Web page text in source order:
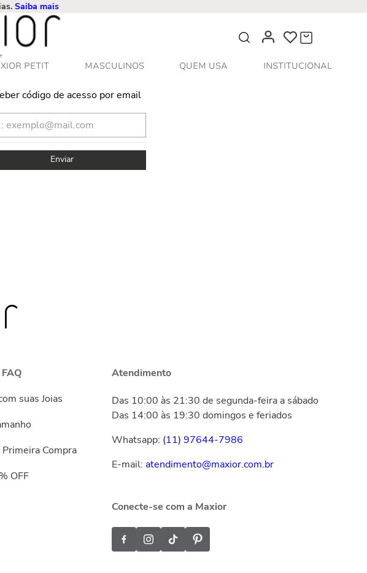
Saiba mais
O que você procura?
PETIT MASCULINOS QUEM USA INSTITUCIONAL
código de acesso por email
Enviar
suas Joias
Compra
OFF
Atendimento
Das 10:00 às 21:30 de segunda-feira a sábado
Das 14:00 às 19:30 domingos e feriados
Whatsapp: (11) 97644-7986
E-mail: atendimento@maxior.com.br
Conecte-se com a Maxior